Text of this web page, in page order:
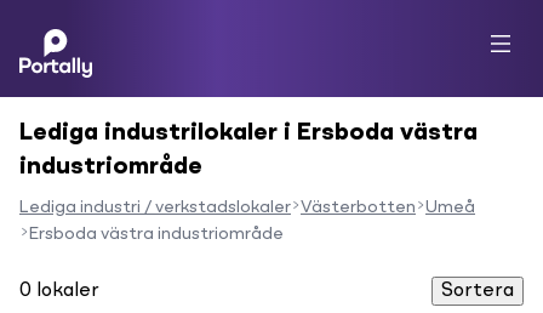
Lediga industrilokaler i Ersboda västra
industriområde
Lediga industri / verkstadslokaler Västerbotten
Umeå
Ersboda västra industriområde
0 lokaler Sortera